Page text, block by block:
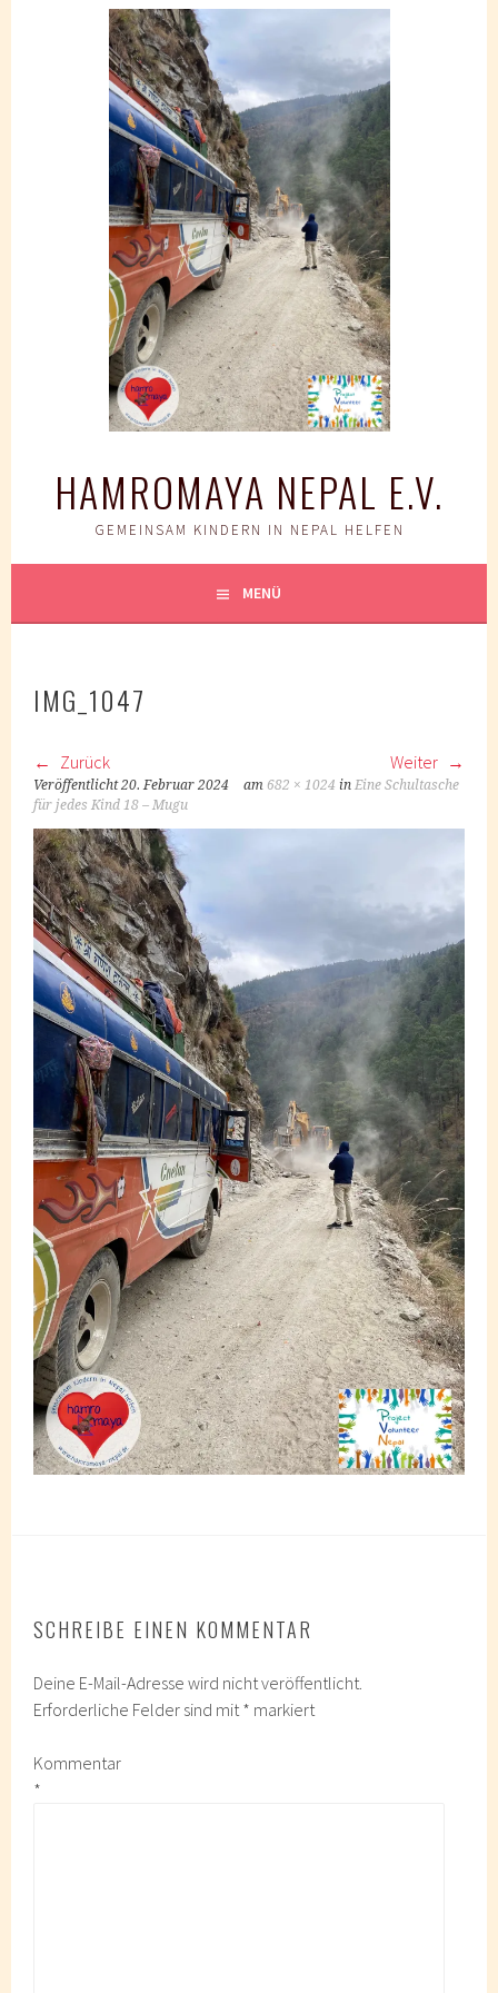
HAMROMAYA NEPAL E.V.
GEMEINSAM KINDERN IN NEPAL HELFEN
MENÜ
IMG_1047
Zurück Weiter
Veröffentlicht20. Februar 2024 am 682 × 1024 inEine Schultasche
für jedes Kind 18 – Mugu
SCHREIBE EINEN KOMMENTAR
Deine E-Mail-Adresse wird nicht veröffentlicht.
Erforderliche Felder sind mit* markiert
Kommentar
*